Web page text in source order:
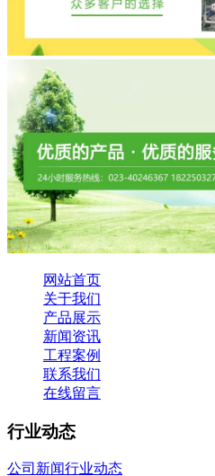
网站首页
关于我们
产品展示
新闻资讯
工程案例
联系我们
在线留言
行业动态
公司新闻行业动态